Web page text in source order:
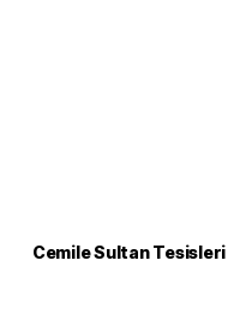
Cemile Sultan Tesisleri